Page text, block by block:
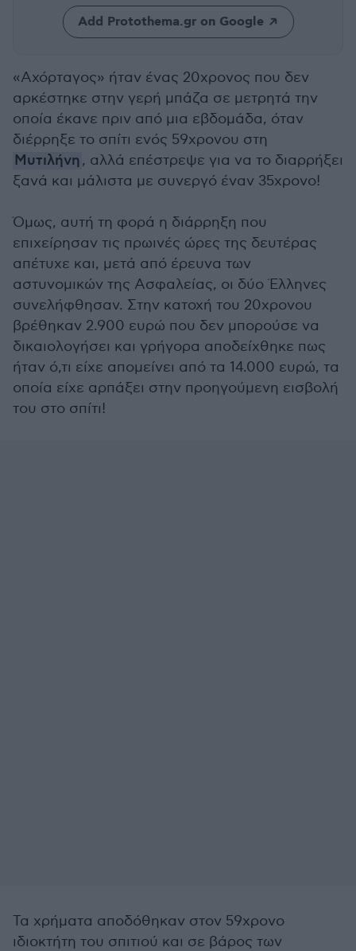
Add Protothema.gr on Google
«Αχόρταγος» ήταν ένας 20χρονος που δεν
αρκέστηκε στην γερή μπάζα σε μετρητά την
οποία έκανε πριν από μια εβδομάδα, όταν
διέρρηξε το σπίτι ενός 59χρονου στη
Μυτιλήνη, αλλά επέστρεψε για να το διαρρήξει
ξανά και μάλιστα με συνεργό έναν 35χρονο!
Όμως, αυτή τη φορά η διάρρηξη που
επιχείρησαν τις πρωινές ώρες της δευτέρας
απέτυχε και, μετά από έρευνα των
αστυνομικών της Ασφαλείας, οι δύο Έλληνες
συνελήφθησαν. Στην κατοχή του 20χρονου
βρέθηκαν 2.900 ευρώ που δεν μπορούσε να
δικαιολογήσει και γρήγορα αποδείχθηκε πως
ήταν ό,τι είχε απομείνει από τα 14.000 ευρώ, τα
οποία είχε αρπάξει στην προηγούμενη εισβολή
του στο σπίτι!
Τα χρήματα αποδόθηκαν στον 59χρονο
ιδιοκτήτη του σπιτιού και σε βάρος των